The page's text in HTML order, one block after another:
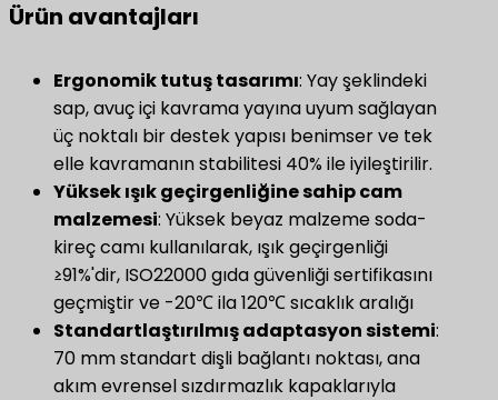
Ürün avantajları
Ergonomik tutuş tasarımı: Yay şeklindeki
sap, avuç içi kavrama yayına uyum sağlayan
üç noktalı bir destek yapısı benimser ve tek
elle kavramanın stabilitesi 40% ile iyileştirilir.
Yüksek ışık geçirgenliğine sahip cam
malzemesi: Yüksek beyaz malzeme soda-
kireç camı kullanılarak, ışık geçirgenliği
≥91%'dir, ISO22000 gıda güvenliği sertifikasını
geçmiştir ve -20℃ ila 120℃ sıcaklık aralığı
Standartlaştırılmış adaptasyon sistemi:
70 mm standart dişli bağlantı noktası, ana
akım evrensel sızdırmazlık kapaklarıyla